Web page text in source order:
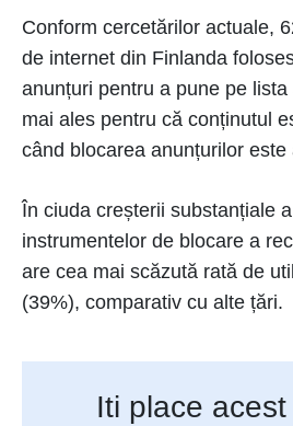
Conform cercetărilor actuale,
de internet din Finlanda
anunțuri pentru a pune pe
mai ales pentru că conținutul
când blocarea anunțurilor este
În ciuda creșterii substanțiale
instrumentelor de blocare a
are cea mai scăzută rată de
(39%), comparativ cu alte țări.
Iti place